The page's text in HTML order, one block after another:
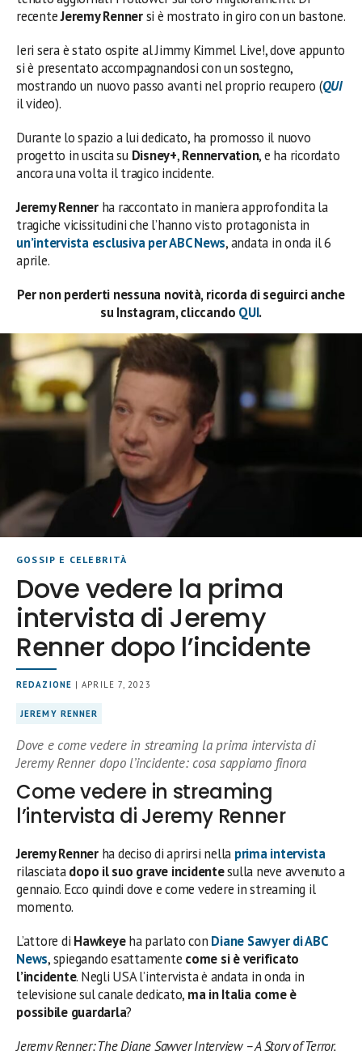
recenteJeremy Rennersi è mostrato in giro con un bastone.
Ieri sera è stato ospite al Jimmy Kimmel Live!, dove appunto
si è presentato accompagnandosi con un sostegno,
mostrando un nuovo passo avanti nel proprio recupero (QUI
il video).
Durante lo spazio a lui dedicato, ha promosso il nuovo
progetto in uscita su Disney+,Rennervation, e ha ricordato
ancora una volta il tragico incidente.
Jeremy Renner ha raccontato in maniera approfondita la
tragiche vicissitudini che l’hanno visto protagonista in
un’intervista esclusiva per ABC News, andata in onda il 6
aprile.
Per non perderti nessuna novità, ricorda di seguirci anche
su Instagram, cliccando QUI.
GOSSIP E CELEBRITÀ
Dove vedere la prima
intervista di Jeremy
Renner dopo l’incidente
REDAZIONE | APRILE 7, 2023
JEREMY RENNER
Dove e come vedere in streaming la prima intervista di
Jeremy Renner dopo l’incidente: cosa sappiamo finora
Come vedere in streaming
l’intervista di Jeremy Renner
Jeremy Renner ha deciso di aprirsi nella prima intervista
rilasciatadopo il suo grave incidentesulla neve avvenuto a
gennaio. Ecco quindi dove e come vedere in streaming il
momento.
L’attore di Hawkeyeha parlato con Diane Sawyer di ABC
News, spiegando esattamente come si è verificato
l’incidente. Negli USA l’intervista è andata in onda in
televisione sul canale dedicato, ma in Italia come è
possibile guardarla?
Jeremy Renner: The Diane Sawyer Interview – A Story of Terror,